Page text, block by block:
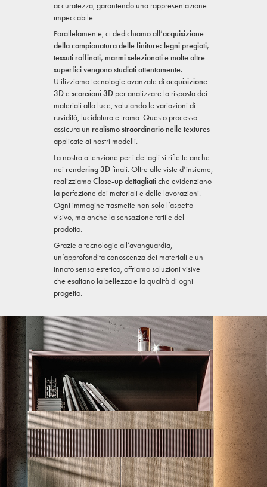
accuratezza, garantendo una rappresentazione
impeccabile.
Parallelamente, ci dedichiamo all’acquisizione
della campionatura delle finiture: legni pregiati,
tessuti raffinati, marmi selezionati e molte altre
superfici vengono studiati attentamente.
Utilizziamo tecnologie avanzate di acquisizione
3De scansioni 3Dper analizzare la risposta dei
materiali alla luce, valutando le variazioni di
ruvidità, lucidatura e trama. Questo processo
assicura un realismo straordinario nelle textures
applicate ai nostri modelli.
La nostra attenzione per i dettagli si riflette anche
nei rendering 3Dfinali. Oltre alle viste d’insieme,
realizziamoClose-up dettagliatiche evidenziano
la perfezione dei materiali e delle lavorazioni.
Ogni immagine trasmette non solo l’aspetto
visivo, ma anche la sensazione tattile del
prodotto.
Grazie a tecnologie all’avanguardia,
un’approfondita conoscenza dei materiali e un
innato senso estetico, offriamo soluzioni visive
che esaltano la bellezza e la qualità di ogni
progetto.